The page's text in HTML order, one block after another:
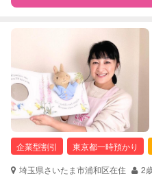
定期予約 お引
対応
料金 レビュー
サポートの特徴
資格
自治
幼稚
対応可能/特徴
送迎
企業型割引 東京都一時預かり
埼玉県さいたま市浦和区在住
2